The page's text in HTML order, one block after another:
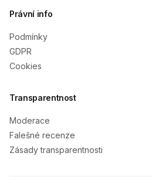
Právní info
Podmínky
GDPR
Cookies
Transparentnost
Moderace
Falešné recenze
Zásady transparentnosti